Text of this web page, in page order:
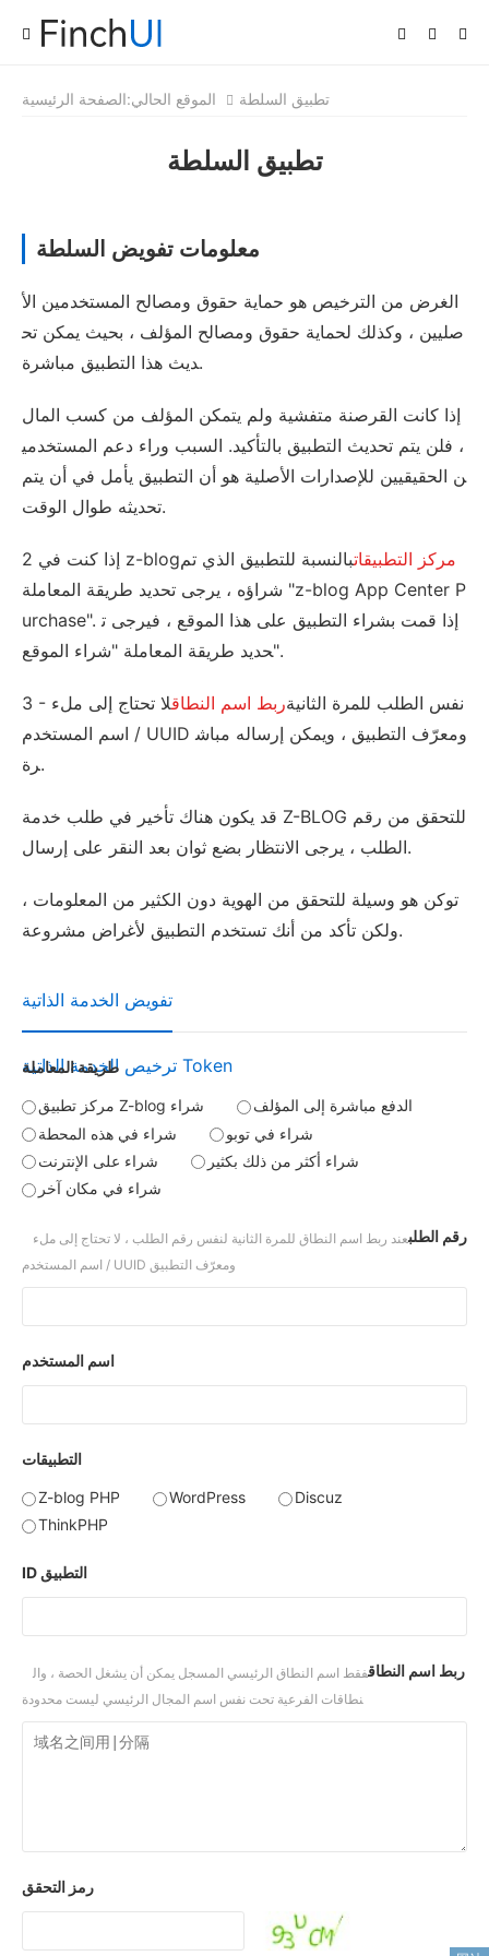
الموقع الحالي:الصفحة الرئيسية تطبيق السلطة
تطبيق السلطة
معلومات تفويض السلطة
الغرض من الترخيص هو حماية حقوق ومصالح المستخدمين الأ
صليين ، وكذلك لحماية حقوق ومصالح المؤلف ، بحيث يمكن تح
ديث هذا التطبيق مباشرة.
إذا كانت القرصنة متفشية ولم يتمكن المؤلف من كسب المال
، فلن يتم تحديث التطبيق بالتأكيد. السبب وراء دعم المستخدمي
ن الحقيقيين للإصدارات الأصلية هو أن التطبيق يأمل في أن يتم
تحديثه طوال الوقت.
2 إذا كنت في z-blog مركز التطبيقاتبالنسبة للتطبيق الذي تم
شراؤه ، يرجى تحديد طريقة المعاملة "z-blog App Center P
urchase". إذا قمت بشراء التطبيق على هذا الموقع ، فيرجى ت
حديد طريقة المعاملة "شراء الموقع".
3 - نفس الطلب للمرة الثانيةربط اسم النطاقلا تحتاج إلى ملء
اسم المستخدم / UUID ومعرّف التطبيق ، ويمكن إرساله مباش
رة.
قد يكون هناك تأخير في طلب خدمة Z-BLOG للتحقق من رقم
الطلب ، يرجى الانتظار بضع ثوان بعد النقر على إرسال.
توكن هو وسيلة للتحقق من الهوية دون الكثير من المعلومات ،
ولكن تأكد من أنك تستخدم التطبيق لأغراض مشروعة.
تفويض الخدمة الذاتية
ترخيص الخدمة الذاتية Token طريقة المعاملة
مركز تطبيق Z-blog شراء
الدفع مباشرة إلى المؤلف
شراء في هذه المحطة
شراء في توبو
شراء على الإنترنت
شراء أكثر من ذلك بكثير
شراء في مكان آخر
رقم الطلبعند ربط اسم النطاق للمرة الثانية لنفس رقم الطلب ، لا تحتاج إلى ملء
اسم المستخدم / UUID ومعرّف التطبيق
اسم المستخدم
التطبيقات
Z-blog PHP WordPress
Discuz
ThinkPHP
ID التطبيق
ربط اسم النطاقفقط اسم النطاق الرئيسي المسجل يمكن أن يشغل الحصة ، وال
نطاقات الفرعية تحت نفس اسم المجال الرئيسي ليست محدودة
رمز التحقق